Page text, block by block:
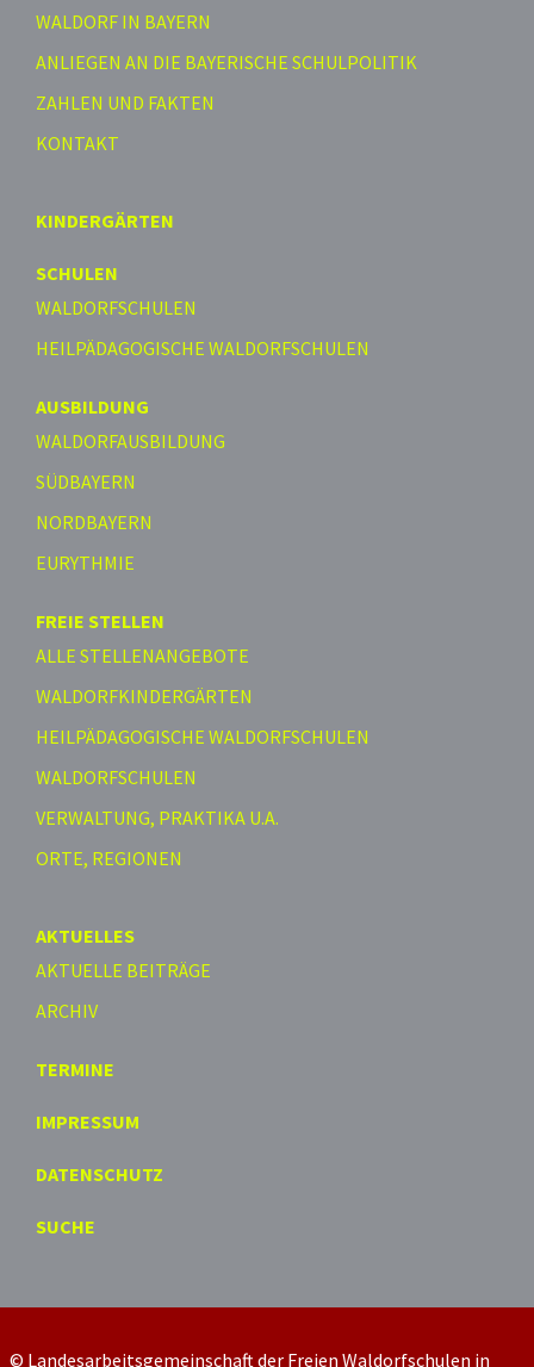
WALDORF IN BAYERN
ANLIEGEN AN DIE BAYERISCHE SCHULPOLITIK
ZAHLEN UND FAKTEN
KONTAKT
KINDERGÄRTEN
SCHULEN
WALDORFSCHULEN
HEILPÄDAGOGISCHE WALDORFSCHULEN
AUSBILDUNG
WALDORFAUSBILDUNG
SÜDBAYERN
NORDBAYERN
EURYTHMIE
FREIE STELLEN
ALLE STELLENANGEBOTE
WALDORFKINDERGÄRTEN
HEILPÄDAGOGISCHE WALDORFSCHULEN
WALDORFSCHULEN
VERWALTUNG, PRAKTIKA U.A.
ORTE, REGIONEN
AKTUELLES
AKTUELLE BEITRÄGE
ARCHIV
TERMINE
IMPRESSUM
DATENSCHUTZ
SUCHE
© Landesarbeitsgemeinschaft der Freien Waldorfschulen in